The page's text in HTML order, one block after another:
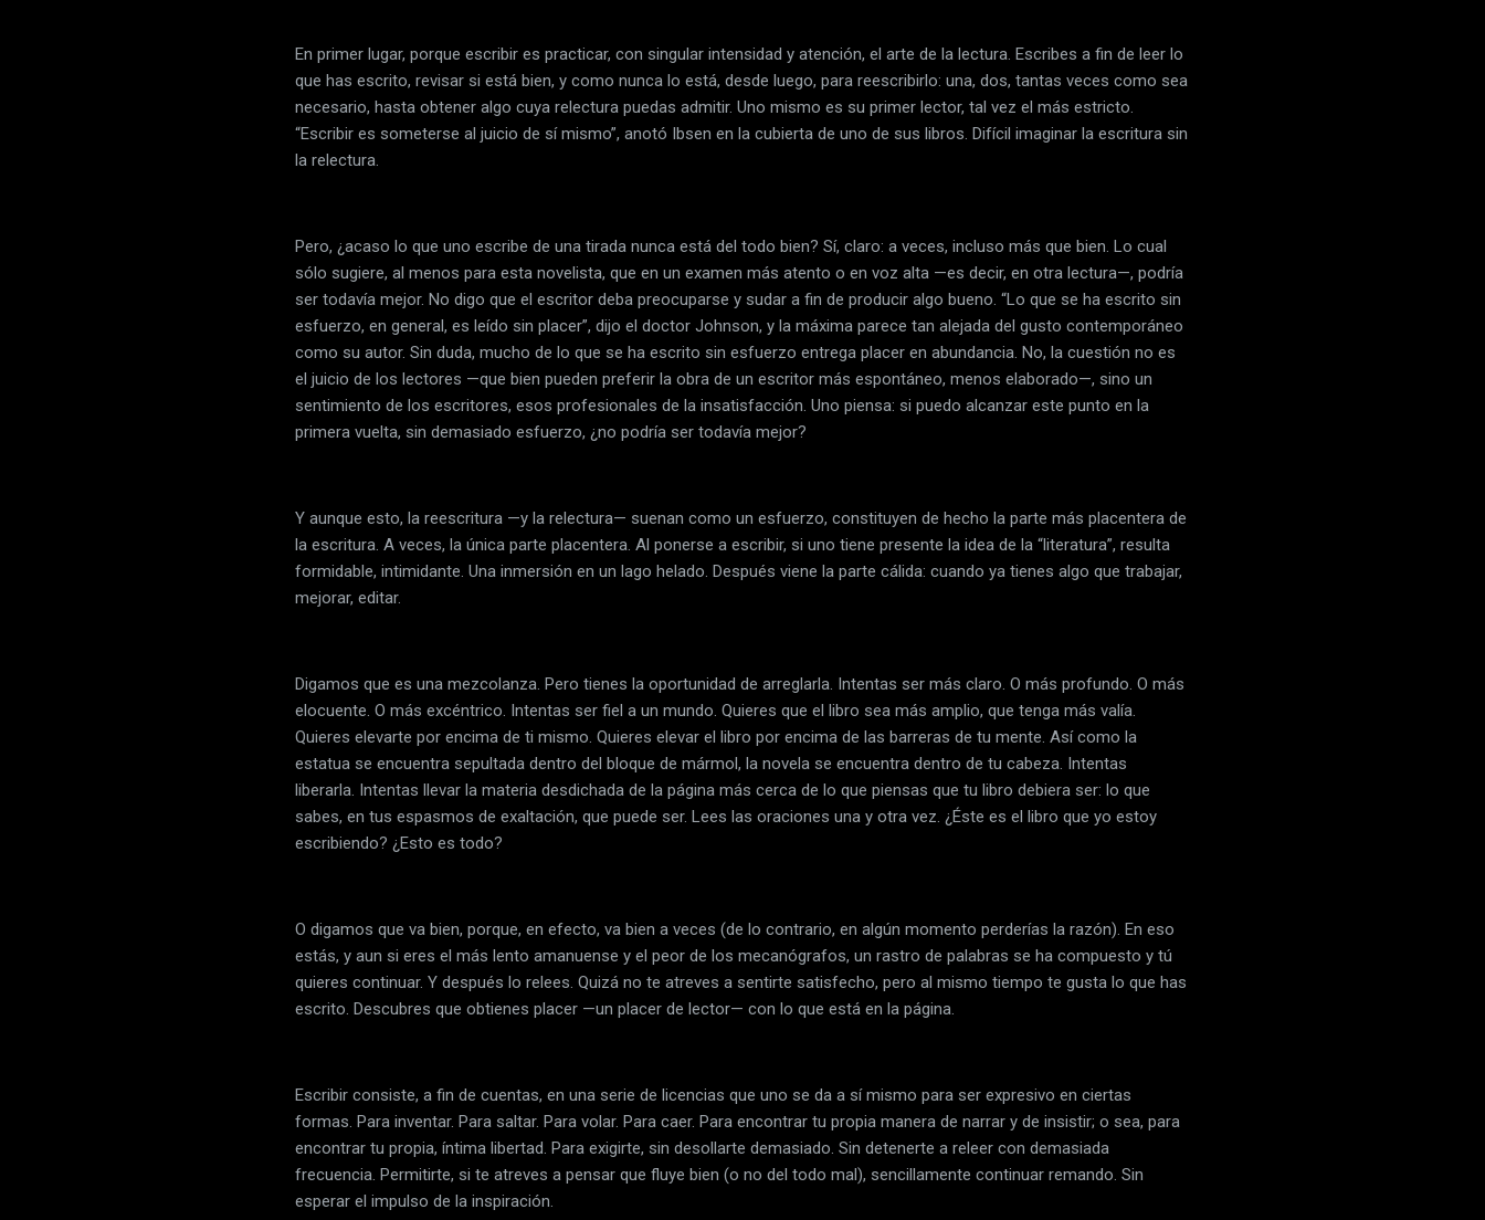
En primer lugar, porque escribir es practicar, con singular intensidad y atención, el arte de la lectura. Escribes a fin de leer lo
que has escrito, revisar si está bien, y como nunca lo está, desde luego, para reescribirlo: una, dos, tantas veces como sea
necesario, hasta obtener algo cuya relectura puedas admitir. Uno mismo es su primer lector, tal vez el más estricto.
“Escribir es someterse al juicio de sí mismo”, anotó Ibsen en la cubierta de uno de sus libros. Difícil imaginar la escritura sin
la relectura.
Pero, ¿acaso lo que uno escribe de una tirada nunca está del todo bien? Sí, claro: a veces, incluso más que bien. Lo cual
sólo sugiere, al menos para esta novelista, que en un examen más atento o en voz alta —es decir, en otra lectura—, podría
ser todavía mejor. No digo que el escritor deba preocuparse y sudar a fin de producir algo bueno. “Lo que se ha escrito sin
esfuerzo, en general, es leído sin placer”, dijo el doctor Johnson, y la máxima parece tan alejada del gusto contemporáneo
como su autor. Sin duda, mucho de lo que se ha escrito sin esfuerzo entrega placer en abundancia. No, la cuestión no es
el juicio de los lectores —que bien pueden preferir la obra de un escritor más espontáneo, menos elaborado—, sino un
sentimiento de los escritores, esos profesionales de la insatisfacción. Uno piensa: si puedo alcanzar este punto en la
primera vuelta, sin demasiado esfuerzo, ¿no podría ser todavía mejor?
Y aunque esto, la reescritura —y la relectura— suenan como un esfuerzo, constituyen de hecho la parte más placentera de
la escritura. A veces, la única parte placentera. Al ponerse a escribir, si uno tiene presente la idea de la “literatura”, resulta
formidable, intimidante. Una inmersión en un lago helado. Después viene la parte cálida: cuando ya tienes algo que trabajar,
mejorar, editar.
Digamos que es una mezcolanza. Pero tienes la oportunidad de arreglarla. Intentas ser más claro. O más profundo. O más
elocuente. O más excéntrico. Intentas ser fiel a un mundo. Quieres que el libro sea más amplio, que tenga más valía.
Quieres elevarte por encima de ti mismo. Quieres elevar el libro por encima de las barreras de tu mente. Así como la
estatua se encuentra sepultada dentro del bloque de mármol, la novela se encuentra dentro de tu cabeza. Intentas
liberarla. Intentas llevar la materia desdichada de la página más cerca de lo que piensas que tu libro debiera ser: lo que
sabes, en tus espasmos de exaltación, que puede ser. Lees las oraciones una y otra vez. ¿Éste es el libro que yo estoy
escribiendo? ¿Esto es todo?
O digamos que va bien, porque, en efecto, va bien a veces (de lo contrario, en algún momento perderías la razón). En eso
estás, y aun si eres el más lento amanuense y el peor de los mecanógrafos, un rastro de palabras se ha compuesto y tú
quieres continuar. Y después lo relees. Quizá no te atreves a sentirte satisfecho, pero al mismo tiempo te gusta lo que has
escrito. Descubres que obtienes placer —un placer de lector— con lo que está en la página.
Escribir consiste, a fin de cuentas, en una serie de licencias que uno se da a sí mismo para ser expresivo en ciertas
formas. Para inventar. Para saltar. Para volar. Para caer. Para encontrar tu propia manera de narrar y de insistir; o sea, para
encontrar tu propia, íntima libertad. Para exigirte, sin desollarte demasiado. Sin detenerte a releer con demasiada
frecuencia. Permitirte, si te atreves a pensar que fluye bien (o no del todo mal), sencillamente continuar remando. Sin
esperar el impulso de la inspiración.